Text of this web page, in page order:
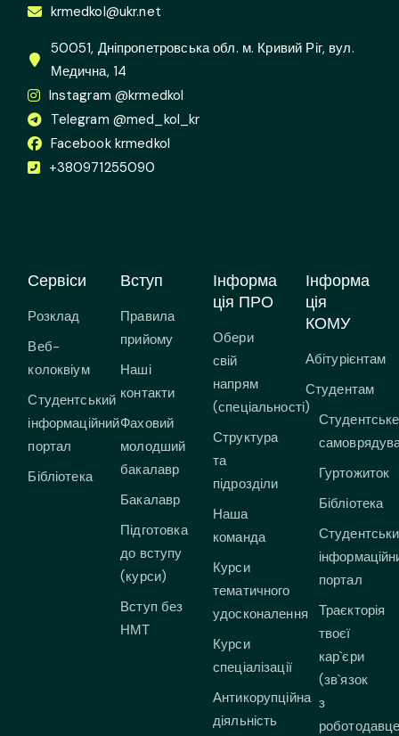
krmedkol@ukr.net
50051, Дніпропетровська обл. м. Кривий Ріг, вул.
Медична, 14
Instagram @krmedkol
Telegram @med_kol_kr
Facebook krmedkol
+380971255090
Сервіси
Розклад
Веб-
колоквіум
Студентський
інформаційний
портал
Бібліотека
Вступ
Правила
прийому
Наші
контакти
Фаховий
молодший
бакалавр
Бакалавр
Підготовка
до вступу
(курси)
Вступ без
НМТ
Інформа
ція ПРО
Обери
свій
напрям
(спеціальності)
Структура
та
підрозділи
Наша
команда
Курси
тематичного
удосконалення
Курси
спеціалізації
Антикорупційна
діяльність
Інформа
ція
КОМУ
Абітурієнтам
Студентам
Студентське
Гуртожиток
Бібліотека
портал
Траєкторія
твоєї
кар`єри
(зв`язок
з